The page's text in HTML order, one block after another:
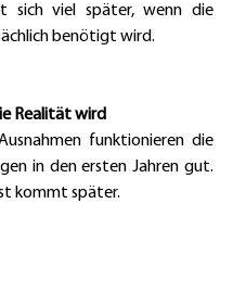
sich viel später, wenn die
benötigt wird.
Realität wird
funktionieren die
in den ersten Jahren gut.
kommt später.